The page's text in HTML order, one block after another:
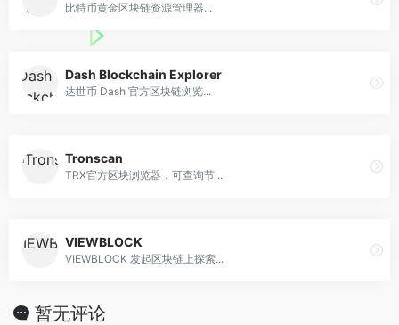
比特币黄金区块链资源管理器...
Dash Blockchain Explorer
达世币 Dash 官方区块链浏览...
Tronscan
TRX官方区块浏览器，可查询节...
VIEWBLOCK
VIEWBLOCK 发起区块链上探索...
暂无评论